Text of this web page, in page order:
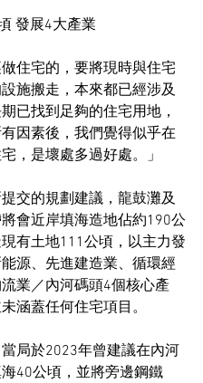
發展4大產業
做住宅的，要將現時與住宅
施搬走，本來都已經涉及
已找到足夠的住宅用地，
因素後，我們覺得似乎在
，是壞處多過好處。」
交的規劃建議，龍鼓灘及
會近岸填海造地佔約190公
有土地111公頃，以主力發
源、先進建造業、循環經
業／內河碼頭4個核心產
涵蓋任何住宅項目。
局於2023年曾建議在內河
40公頃，並將旁邊鋼鐵